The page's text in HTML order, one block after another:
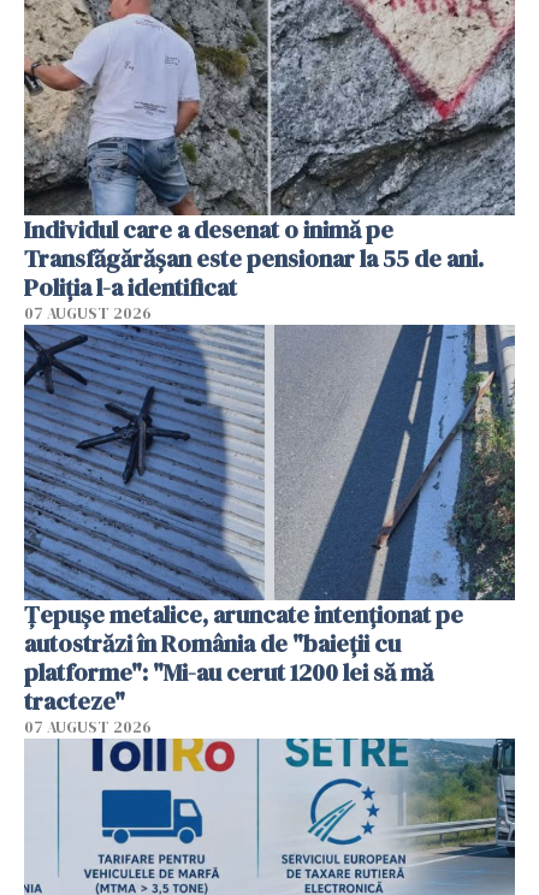
Individul care a desenat o inimă pe
Transfăgărășan este pensionar la 55 de ani.
Poliția l-a identificat
07 AUGUST 2026
Țepușe metalice, aruncate intenționat pe
autostrăzi în România de "baieții cu
platforme": "Mi-au cerut 1200 lei să mă
tracteze"
07 AUGUST 2026